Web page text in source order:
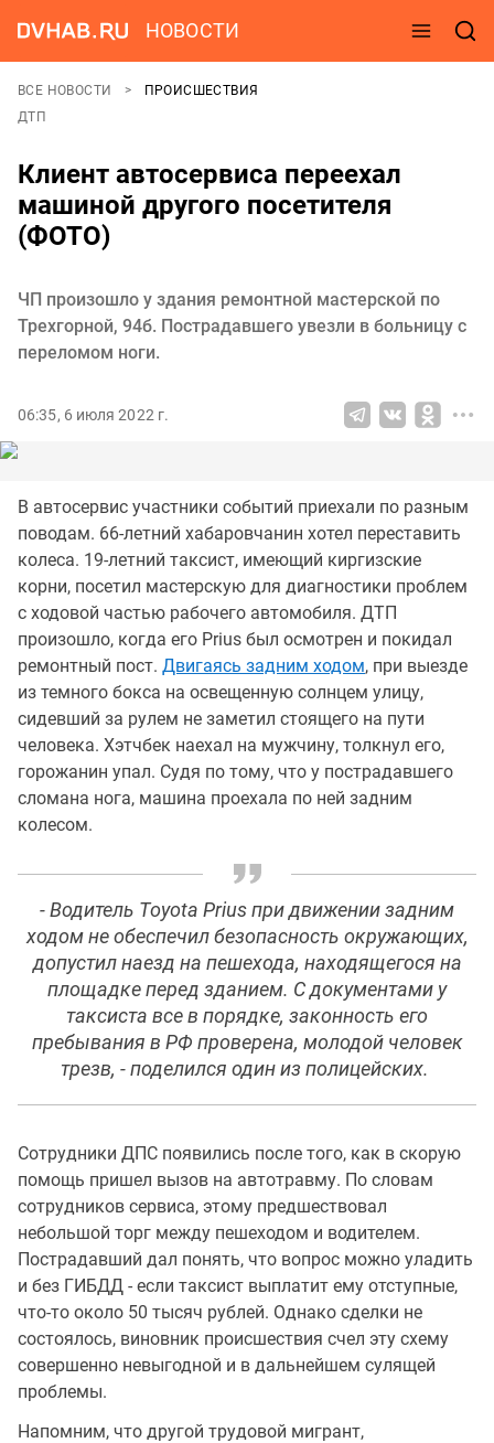
НОВОСТИ
ВСЕ НОВОСТИ
ПРОИСШЕСТВИЯ
ДТП
Клиент автосервиса переехал
машиной другого посетителя
(ФОТО)
ЧП произошло у здания ремонтной мастерской по
Трехгорной, 94б. Пострадавшего увезли в больницу с
переломом ноги.
06:35, 6 июля 2022 г.
В автосервис участники событий приехали по разным
поводам. 66-летний хабаровчанин хотел переставить
колеса. 19-летний таксист, имеющий киргизские
корни, посетил мастерскую для диагностики проблем
с ходовой частью рабочего автомобиля. ДТП
произошло, когда его Prius был осмотрен и покидал
ремонтный пост. Двигаясь задним ходом, при выезде
из темного бокса на освещенную солнцем улицу,
сидевший за рулем не заметил стоящего на пути
человека. Хэтчбек наехал на мужчину, толкнул его,
горожанин упал. Судя по тому, что у пострадавшего
сломана нога, машина проехала по ней задним
колесом.
- Водитель Toyota Prius при движении задним
ходом не обеспечил безопасность окружающих,
допустил наезд на пешехода, находящегося на
площадке перед зданием. С документами у
таксиста все в порядке, законность его
пребывания в РФ проверена, молодой человек
трезв, - поделился один из полицейских.
Сотрудники ДПС появились после того, как в скорую
помощь пришел вызов на автотравму. По словам
сотрудников сервиса, этому предшествовал
небольшой торг между пешеходом и водителем.
Пострадавший дал понять, что вопрос можно уладить
и без ГИБДД - если таксист выплатит ему отступные,
что-то около 50 тысяч рублей. Однако сделки не
состоялось, виновник происшествия счел эту схему
совершенно невыгодной и в дальнейшем сулящей
проблемы.
Напомним, что другой трудовой мигрант,